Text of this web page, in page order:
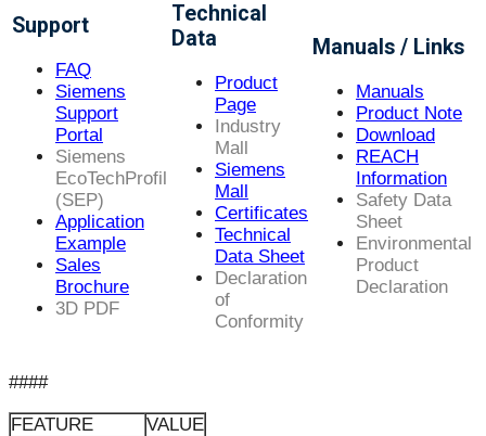
Support
FAQ
Siemens
Support
Portal
Siemens
EcoTechProfil
(SEP)
Application
Example
Sales
Brochure
3D PDF
Technical
Data
Product
Page
Industry
Mall
Siemens
Mall
Certificates
Technical
Data Sheet
Declaration
of
Conformity
Manuals / Links
Manuals
Product Note
Download
REACH
Information
Safety Data
Sheet
Environmental
Product
Declaration
####
FEATURE
VALUE